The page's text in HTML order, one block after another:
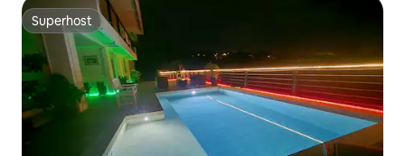
Superhost
Superhost